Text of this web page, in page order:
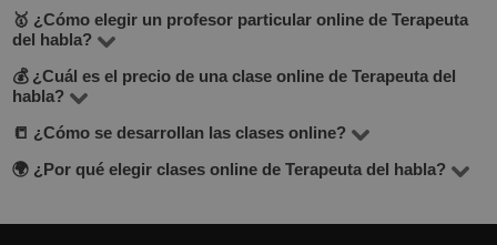
🥇 ¿Cómo elegir un profesor particular online de Terapeuta
del habla?
En la sección Terapeuta del habla online encontrarás 10
profesores. Al elegir, presta atención al precio por hora,
reseñas, experiencia y formación académica. Busca
profesores que ofrezcan una clase de prueba gratuita
💰 ¿Cuál es el precio de una clase online de Terapeuta del
habla?
El precio de las clases online oscila entre 10 y 30 euros
por hora.
📒 ¿Cómo se desarrollan las clases online?
Las clases suelen realizarse por Zoom o Google Meet.
🌍 ¿Por qué elegir clases online de Terapeuta del habla?